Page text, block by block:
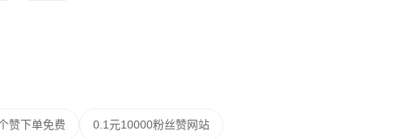
赞下单免费 0.1元10000粉丝赞网站